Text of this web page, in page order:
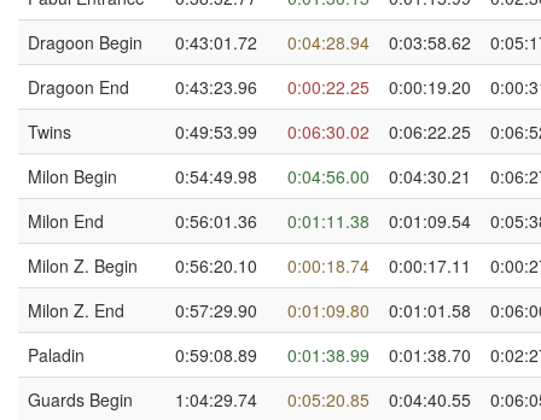
Dragoon Begin
0:43:01.72 0:04:28.94 0:03:58.62
Dragoon End
0:43:23.96 0:00:22.25 0:00:19.20
Twins
0:49:53.99 0:06:30.02 0:06:22.25
Milon Begin
0:54:49.98 0:04:56.00 0:04:30.21
Milon End
0:56:01.36 0:01:11.38 0:01:09.54
Milon Z. Begin
0:56:20.10 0:00:18.74 0:00:17.11
Milon Z. End
0:57:29.90 0:01:09.80 0:01:01.58
Paladin
0:59:08.89 0:01:38.99 0:01:38.70
Guards Begin
1:04:29.74 0:05:20.85 0:04:40.55